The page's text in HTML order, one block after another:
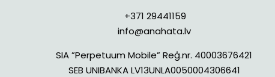
+371 29441159
info@anahata.lv
SIA ”Perpetuum Mobile” Reģ.nr. 40003676421
SEB UNIBANKA LV13UNLA0050004306641